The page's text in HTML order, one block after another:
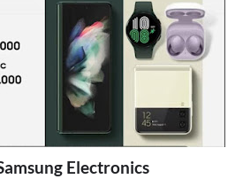
Electronics